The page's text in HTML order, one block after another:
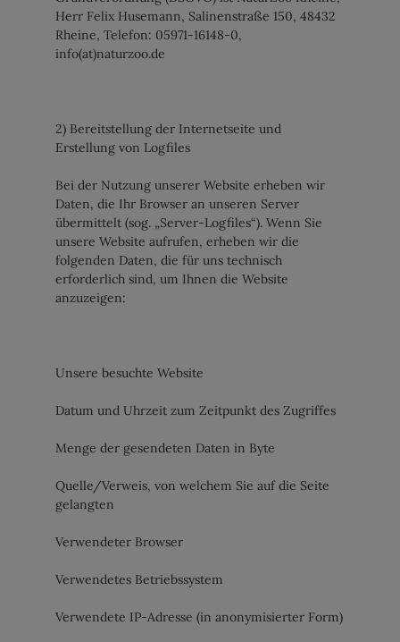
Herr Felix Husemann, Salinenstraße 150, 48432
Rheine, Telefon: 05971-16148-0,
info(at)naturzoo.de
2) Bereitstellung der Internetseite und
Erstellung von Logfiles
Bei der Nutzung unserer Website erheben wir
Daten, die Ihr Browser an unseren Server
übermittelt (sog. „Server-Logfiles“). Wenn Sie
unsere Website aufrufen, erheben wir die
folgenden Daten, die für uns technisch
erforderlich sind, um Ihnen die Website
anzuzeigen:
Unsere besuchte Website
Datum und Uhrzeit zum Zeitpunkt des Zugriffes
Menge der gesendeten Daten in Byte
Quelle/Verweis, von welchem Sie auf die Seite
gelangten
Verwendeter Browser
Verwendetes Betriebssystem
Verwendete IP-Adresse (in anonymisierter Form)